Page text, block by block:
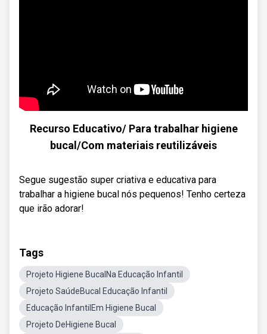
Recurso Educativo/ Para trabalhar higiene
bucal/Com materiais reutilizáveis
Segue sugestão super criativa e educativa para
trabalhar a higiene bucal nós pequenos! Tenho certeza
que irão adorar!
Tags
Projeto Higiene BucalNa Educação Infantil
Projeto SaúdeBucal Educação Infantil
Educação InfantilEm Higiene Bucal
Projeto DeHigiene Bucal